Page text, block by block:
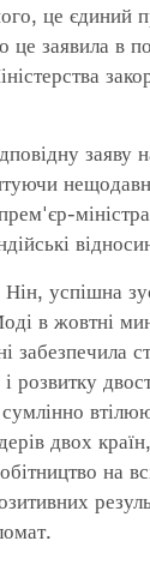
це єдиний
це заявила в
заяву
успішна
в жовтні
забезпечила
розвитку
двох
на